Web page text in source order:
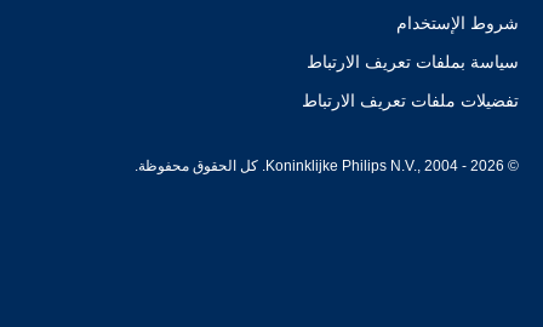
شروط الإستخدام
سياسة بملفات تعريف الارتباط
تفضيلات ملفات تعريف الارتباط
© Koninklijke Philips N.V., 2004 - 2026. كل الحقوق محفوظة.